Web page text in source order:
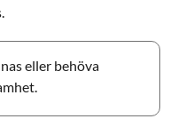
eller behöva